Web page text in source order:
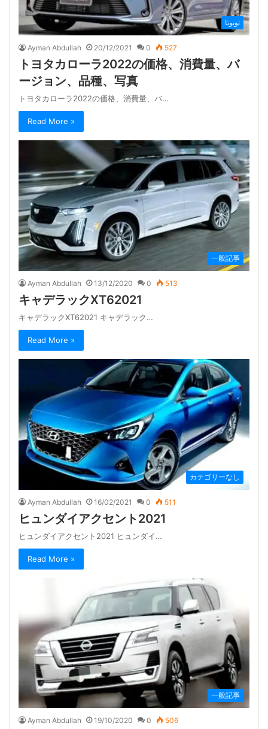
تويوتا
Ayman Abdullah 20/12/2021 0 527
トヨタカローラ2022の価格、消費量、バ
ージョン、品種、写真
トヨタカローラ2022の価格、消費量、バ…
Read More »
一般記事
Ayman Abdullah 13/12/2020 0 513
キャデラックXT62021
キャデラックXT62021 キャデラック…
Read More »
カテゴリーなし
Ayman Abdullah 16/02/2021 0 511
ヒュンダイアクセント2021
ヒュンダイアクセント2021 ヒュンダイ…
Read More »
一般記事
Ayman Abdullah 19/10/2020 0 506